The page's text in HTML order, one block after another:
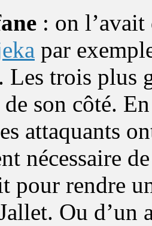
: on l’avait
par
trois plus
de son côté.
attaquants
nécessaire
pour rendre
Ou d’un